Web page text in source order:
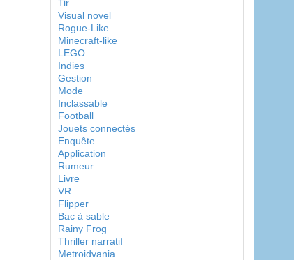
Tir
Visual novel
Rogue-Like
Minecraft-like
LEGO
Indies
Gestion
Mode
Inclassable
Football
Jouets connectés
Enquête
Application
Rumeur
Livre
VR
Flipper
Bac à sable
Rainy Frog
Thriller narratif
Metroidvania